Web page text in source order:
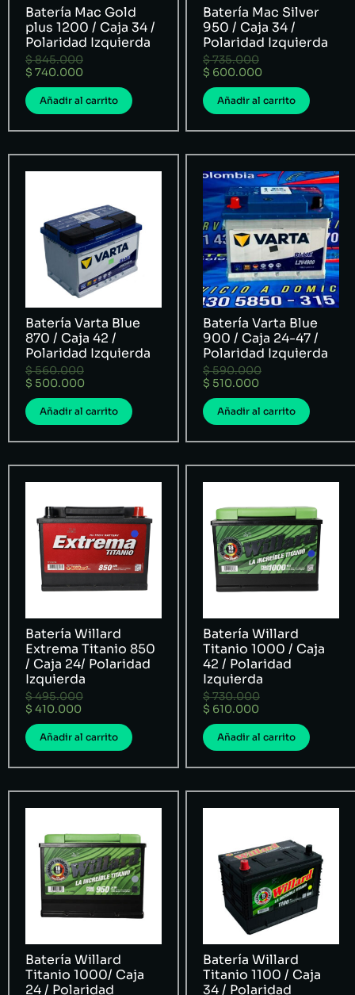
Batería Mac Gold
plus 1200 / Caja 34 /
Polaridad Izquierda
$845.000
$ 740.000
Añadir al carrito
Batería Mac Silver
950 / Caja 34 /
Polaridad Izquierda
$735.000
$ 600.000
Añadir al carrito
Batería Varta Blue
870 / Caja 42 /
Polaridad Izquierda
$560.000
$ 500.000
Añadir al carrito
Batería Varta Blue
900 / Caja 24-47 /
Polaridad Izquierda
$590.000
$ 510.000
Añadir al carrito
Batería Willard
Extrema Titanio 850
/ Caja 24/ Polaridad
Izquierda
$495.000
$ 410.000
Añadir al carrito
Batería Willard
Titanio 1000 / Caja
42 / Polaridad
Izquierda
$730.000
$ 610.000
Añadir al carrito
Batería Willard
Titanio 1000/ Caja
24 / Polaridad
Batería Willard
Titanio 1100 / Caja
34 / Polaridad